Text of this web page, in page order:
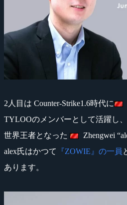
2人目は Counter-Strike1.6時代に
TYLOOのメンバーとして活躍し
世界王者となった
Zhengwei
alex氏はかつて
『ZOWIE』の一員
あります。